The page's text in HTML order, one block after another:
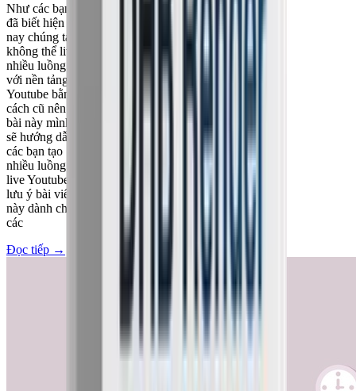
Như các bạn
đã biết hiện
nay chúng ta
không thể live
nhiều luồng
với nền tảng
Youtube bằng
cách cũ nên
bài này mình
sẽ hướng dẫn
các bạn tạo
nhiều luồng
live Youtube,
lưu ý bài viết
này dành cho
các
Đọc tiếp →